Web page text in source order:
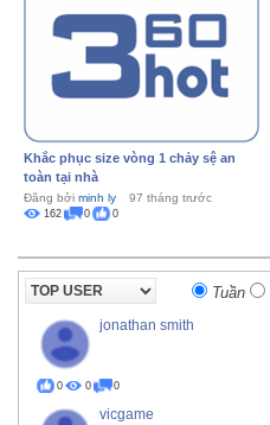
Khắc phục size vòng 1 chảy sệ an
toàn tại nhà
Đăng bởi minh ly 97 tháng trước
162 0 0
Tuần
jonathan smith
0 0 0
vicgame